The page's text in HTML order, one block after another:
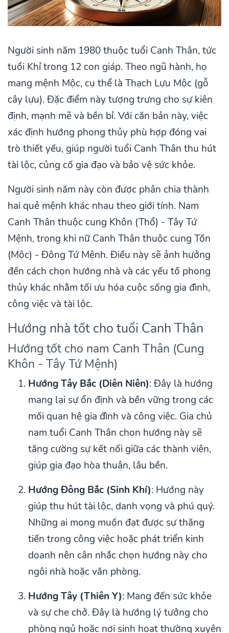
Người sinh năm 1980 thuộc tuổi Canh Thân, tức
tuổi Khỉ trong 12 con giáp. Theo ngũ hành, họ
mang mệnh Mộc, cụ thể là Thạch Lựu Mộc (gỗ
cây lựu). Đặc điểm này tượng trưng cho sự kiên
định, mạnh mẽ và bền bỉ. Với căn bản này, việc
xác định hướng phong thủy phù hợp đóng vai
trò thiết yếu, giúp người tuổi Canh Thân thu hút
tài lộc, củng cố gia đạo và bảo vệ sức khỏe.
Người sinh năm này còn được phân chia thành
hai quẻ mệnh khác nhau theo giới tính. Nam
Canh Thân thuộc cung Khôn (Thổ) - Tây Tứ
Mệnh, trong khi nữ Canh Thân thuộc cung Tốn
(Mộc) - Đông Tứ Mệnh. Điều này sẽ ảnh hưởng
đến cách chọn hướng nhà và các yếu tố phong
thủy khác nhằm tối ưu hóa cuộc sống gia đình,
công việc và tài lộc.
Hướng nhà tốt cho tuổi Canh Thân
Hướng tốt cho nam Canh Thân (Cung
Khôn - Tây Tứ Mệnh)
Hướng Tây Bắc (Diên Niên): Đây là hướng
mang lại sự ổn định và bền vững trong các
mối quan hệ gia đình và công việc. Gia chủ
nam tuổi Canh Thân chọn hướng này sẽ
tăng cường sự kết nối giữa các thành viên,
giúp gia đạo hòa thuận, lâu bền.
Hướng Đông Bắc (Sinh Khí): Hướng này
giúp thu hút tài lộc, danh vọng và phú quý.
Những ai mong muốn đạt được sự thăng
tiến trong công việc hoặc phát triển kinh
doanh nên cân nhắc chọn hướng này cho
ngôi nhà hoặc văn phòng.
Hướng Tây (Thiên Y): Mang đến sức khỏe
và sự che chở. Đây là hướng lý tưởng cho
phòng ngủ hoặc nơi sinh hoạt thường xuyên